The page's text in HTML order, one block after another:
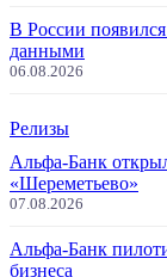
В России
данными
06.08.2026
Релизы
Альфа-Банк
«Шереметьево»
07.08.2026
Альфа-Банк
бизнеса